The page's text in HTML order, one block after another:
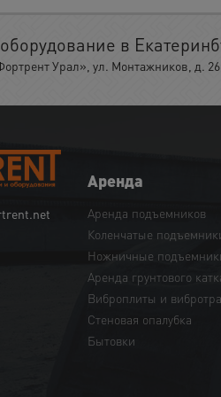
в
Урал», ул. Монтажников, д.
Аренда
Аренда подъемников
Коленчатые
Ножничные
Аренда грунтового
Виброплиты и
Cтеновая опалубка
Бытовки